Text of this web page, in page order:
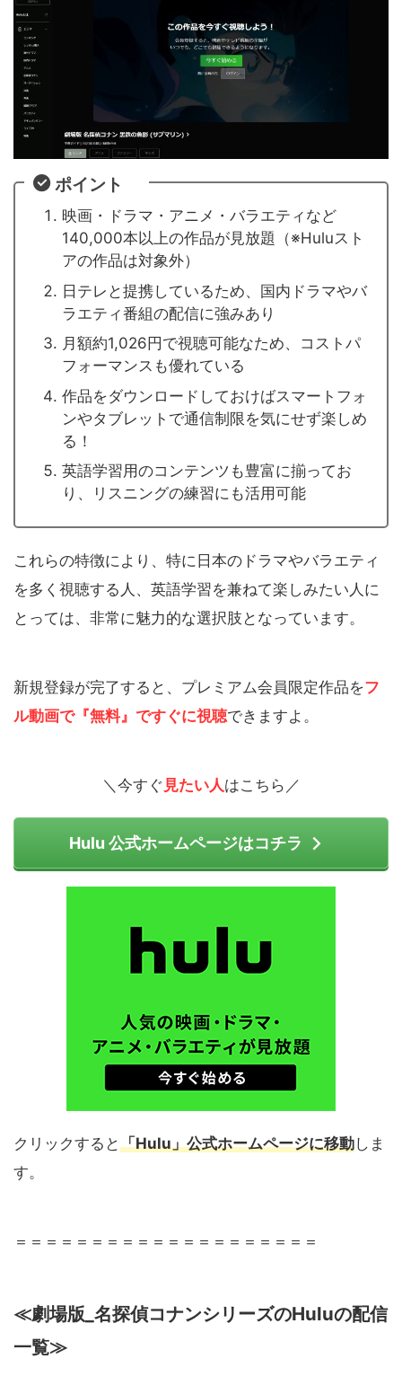
ポイント
映画・ドラマ・アニメ・バラエティなど
140,000本以上の作品が見放題（※Huluスト
アの作品は対象外）
日テレと提携しているため、国内ドラマやバ
ラエティ番組の配信に強みあり
月額約1,026円で視聴可能なため、コストパ
フォーマンスも優れている
作品をダウンロードしておけばスマートフォ
ンやタブレットで通信制限を気にせず楽しめ
る！
英語学習用のコンテンツも豊富に揃ってお
り、リスニングの練習にも活用可能
これらの特徴により、特に日本のドラマやバラエティ
を多く視聴する人、英語学習を兼ねて楽しみたい人に
とっては、非常に魅力的な選択肢となっています。
新規登録が完了すると、プレミアム会員限定作品をフ
ル動画で『無料』ですぐに視聴できますよ。
＼今すぐ 見たい人はこちら／
Hulu 公式ホームページはコチラ
クリックすると「Hulu」公式ホームページに移動しま
す。
＝＝＝＝＝＝＝＝＝＝＝＝＝＝＝＝＝＝＝＝
≪劇場版_名探偵コナンシリーズのHuluの配信
一覧≫